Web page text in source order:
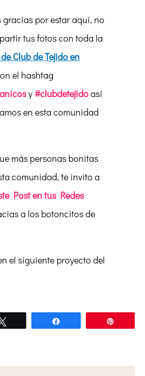
por estar aquí, no
tus fotos con toda la
Club de Tejido en
el hashtag
y #clubdetejidoasí
en esta comunidad
más personas bonitas
comunidad, te invito a
Post en tus Redes
a los botoncitos de
el siguiente proyecto del